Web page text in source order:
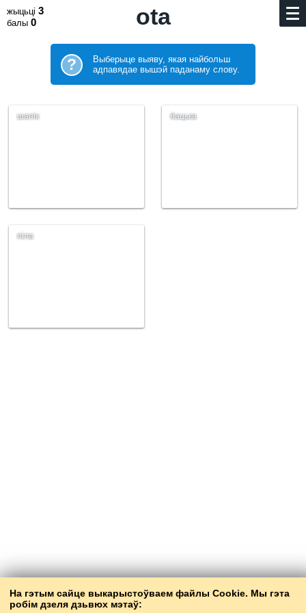
На гэтым сайце выкарыстоўваем файлы Cookie. Мы гэта
робім дзеля дзьвюх мэтаў:
жыцьці 3
балы 0 ota
?
Выберыце выяву, якая найбольш
адпавядае вышэй паданаму слову.
шапік бацька
піла